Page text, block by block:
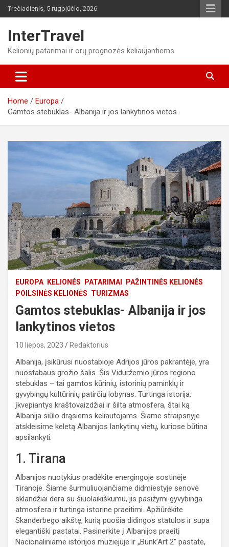
Skip
to
Trečiadienis, 5 rugpjūčio, 2026
InterTravel
Kelionių patarimai ir orų prognozės keliaujantiems
Home
Europa
Gamtos stebuklas- Albanija ir jos lankytinos vietos
EUROPA KELIONĖS PATARIMAI
PAŽINTINĖS KELIONĖS
POILSINĖS KELIONĖS TURIZMAS
Gamtos stebuklas- Albanija ir jos
lankytinos vietos
10 liepos, 2023 Redaktorius
Albanija, įsikūrusi nuostabioje Adrijos jūros pakrantėje, yra
nuostabaus grožio šalis. Šis Viduržemio jūros regiono
stebuklas – tai gamtos kūrinių, istorinių paminklų ir
gyvybingų kultūrinių patirčių lobynas. Turtinga istorija,
įkvepiantys kraštovaizdžiai ir šilta atmosfera, štai ką
Albanija siūlo drąsiems keliautojams. Šiame straipsnyje
atskleisime keletą Albanijos lankytinų vietų, kuriose būtina
apsilankyti.
1. Tirana
Albanijos nuotykius pradėkite energingoje sostinėje
Tiranoje. Šiame šurmuliuojančiame didmiestyje senovė
sklandžiai dera su šiuolaikiškumu, jis pasižymi gyvybinga
atmosfera ir turtinga istorine praeitimi. Apžiūrėkite
Skanderbego aikštę, kurią puošia didingos statulos ir supa
elegantiški pastatai. Pasinerkite į Albanijos praeitį
Nacionaliniame istorijos muziejuje ir „Bunk’Art 2” pastate,